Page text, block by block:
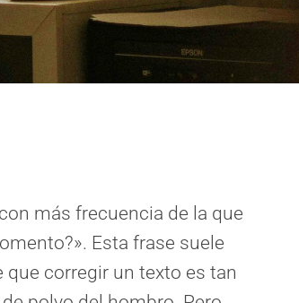
más frecuencia de la que
Esta frase suele
corregir un texto es tan